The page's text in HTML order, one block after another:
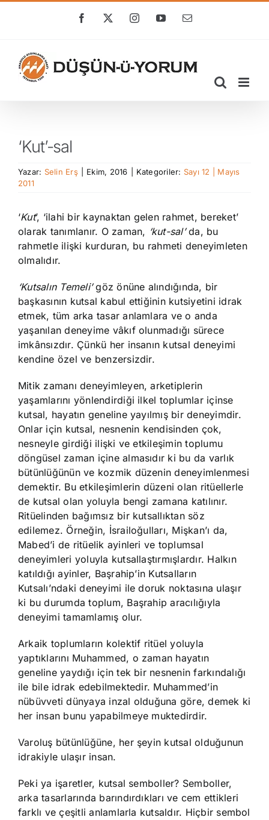
Facebook
X InstagramYouTube
E-
‘Kut’-sal
Yazar: Selin Erş Ekim, 2016 Kategoriler: Sayı 12 | Mayıs
2011
‘Kut’, ‘ilahi bir kaynaktan gelen rahmet, bereket’
olarak tanımlanır. O zaman, ‘kut-sal’da, bu
rahmetle ilişki kurduran, bu rahmeti deneyimleten
olmalıdır.
‘Kutsalın Temeli’göz önüne alındığında, bir
başkasının kutsal kabul ettiğinin kutsiyetini idrak
etmek, tüm arka tasar anlamlara ve o anda
yaşanılan deneyime vâkıf olunmadığı sürece
imkânsızdır. Çünkü her insanın kutsal deneyimi
kendine özel ve benzersizdir.
Mitik zamanı deneyimleyen, arketiplerin
yaşamlarını yönlendirdiği ilkel toplumlar içinse
kutsal, hayatın geneline yayılmış bir deneyimdir.
Onlar için kutsal, nesnenin kendisinden çok,
nesneyle girdiği ilişki ve etkileşimin toplumu
döngüsel zaman içine almasıdır ki bu da varlık
bütünlüğünün ve kozmik düzenin deneyimlenmesi
demektir. Bu etkileşimlerin düzeni olan ritüellerle
de kutsal olan yoluyla bengi zamana katılınır.
Ritüelinden bağımsız bir kutsallıktan söz
edilemez. Örneğin, İsrailoğulları, Mişkan’ı da,
Mabed’i de ritüelik ayinleri ve toplumsal
deneyimleri yoluyla kutsallaştırmışlardır. Halkın
katıldığı ayinler, Başrahip’in Kutsalların
Kutsalı’ndaki deneyimi ile doruk noktasına ulaşır
ki bu durumda toplum, Başrahip aracılığıyla
deneyimi tamamlamış olur.
Arkaik toplumların kolektif ritüel yoluyla
yaptıklarını Muhammed, o zaman hayatın
geneline yaydığı için tek bir nesnenin farkındalığı
ile bile idrak edebilmektedir. Muhammed’in
nübüvveti dünyaya inzal olduğuna göre, demek ki
her insan bunu yapabilmeye muktedirdir.
Varoluş bütünlüğüne, her şeyin kutsal olduğunun
idrakiyle ulaşır insan.
Peki ya işaretler, kutsal semboller? Semboller,
arka tasarlarında barındırdıkları ve cem ettikleri
farklı ve çeşitli anlamlarla kutsaldır. Hiçbir sembol